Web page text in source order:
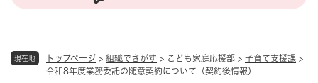
現在地 トップページ > 組織でさがす > こども家庭応援部 > 子育て支援課 >
令和8年度業務委託の随意契約について（契約後情報）